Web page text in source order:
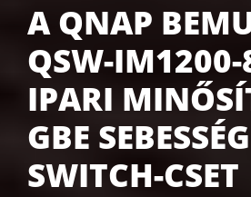
A QNAP
QSW-IM1200-
IPARI
GBE
SWITCH-CSET